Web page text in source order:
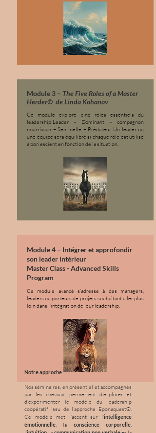
Module 3 – The Five Roles of a Master
Herder© de Linda Kohanov
Ce module explore cinq rôles essentiels du
leadership:Leader – Dominant – compagnon
nourrissant– Sentinelle – Prédateur. Un leader ou
une équipe sera équilibré si chaque rôle est utilisé
à bon escient en fonction de la situation.
Module 4 – Intégrer et approfondir
son leader intérieur
Master Class - Advanced Skills
Program
Ce module avancé s’adresse à des managers,
leaders ou porteurs de projets souhaitant aller plus
loin dans l’intégration de leur leadership.
Notre approche
Nos séminaires, en présentiel et accompagnés
par les chevaux, permettent d’explorer et
d’expérimenter le modèle du leadership
coopératif issu de l’approche Eponaquest®.
Ce modèle met l’accent sur l’intelligence
émotionnelle, la conscience corporelle,